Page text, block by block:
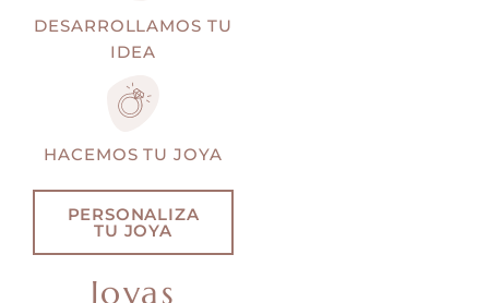
DESARROLLAMOS TU
IDEA
HACEMOS TU JOYA
PERSONALIZA
TU JOYA
Joyas